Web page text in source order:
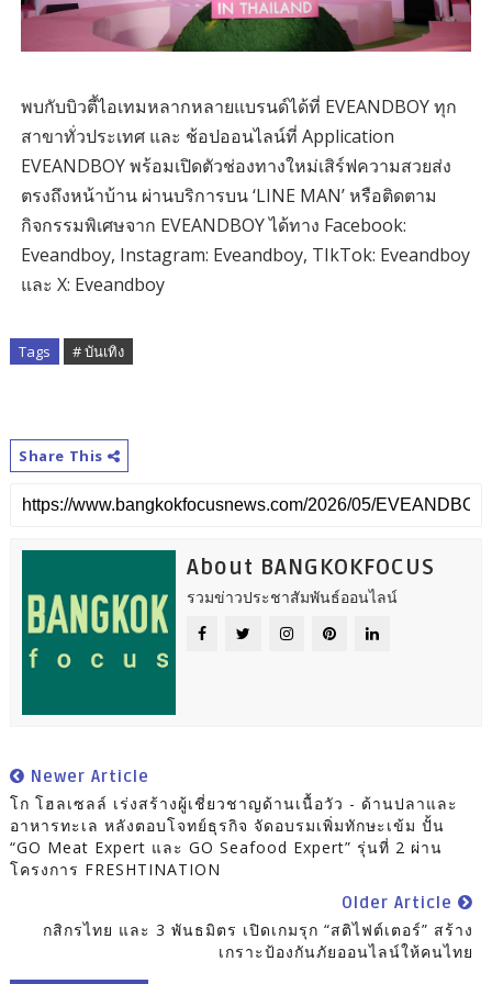
พบกับบิวตี้ไอเทมหลากหลายแบรนด์ได้ที่ EVEANDBOY ทุก
สาขาทั่วประเทศ และ ช้อปออนไลน์ที่ Application
EVEANDBOY พร้อมเปิดตัวช่องทางใหม่เสิร์ฟความสวยส่ง
ตรงถึงหน้าบ้าน ผ่านบริการบน ‘LINE MAN’ หรือติดตาม
กิจกรรมพิเศษจาก EVEANDBOY ได้ทาง Facebook:
Eveandboy, Instagram: Eveandboy, TIkTok: Eveandboy
และ X: Eveandboy
Tags # บันเทิง
Share This
About BANGKOKFOCUS
รวมข่าวประชาสัมพันธ์ออนไลน์
Newer Article
โก โฮลเซลล์ เร่งสร้างผู้เชี่ยวชาญด้านเนื้อวัว - ด้านปลาและ
อาหารทะเล หลังตอบโจทย์ธุรกิจ จัดอบรมเพิ่มทักษะเข้ม ปั้น
“GO Meat Expert และ GO Seafood Expert” รุ่นที่ 2 ผ่าน
โครงการ FRESHTINATION
Older Article
กสิกรไทย และ 3 พันธมิตร เปิดเกมรุก “สติไฟต์เตอร์” สร้าง
เกราะป้องกันภัยออนไลน์ให้คนไทย